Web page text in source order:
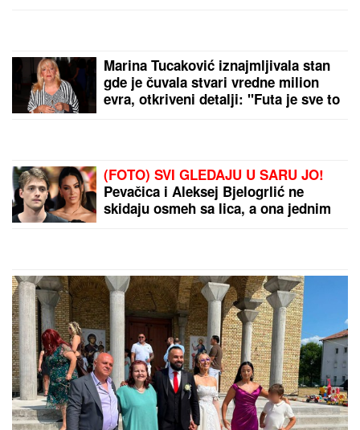
Marina Tucaković iznajmljivala stan
gde je čuvala stvari vredne milion
evra, otkriveni detalji: "Futa je sve to
(FOTO) SVI GLEDAJU U SARU JO!
Pevačica i Aleksej Bjelogrlić ne
skidaju osmeh sa lica, a ona jednim